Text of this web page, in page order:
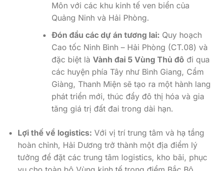
Môn với các khu kinh tế ven biển của
Quảng Ninh và Hải Phòng.
Đón đầu các dự án tương lai: Quy hoạch
Cao tốc Ninh Bình – Hải Phòng (CT.08) và
đặc biệt là Vành đai 5 Vùng Thủ đô đi qua
các huyện phía Tây như Bình Giang, Cẩm
Giàng, Thanh Miện sẽ tạo ra một hành lang
phát triển mới, thúc đẩy đô thị hóa và gia
tăng giá trị đất đai trong dài hạn.
Lợi thế về logistics: Với vị trí trung tâm và hạ tầng
hoàn chỉnh, Hải Dương trở thành một địa điểm lý
tưởng để đặt các trung tâm logistics, kho bãi, phục